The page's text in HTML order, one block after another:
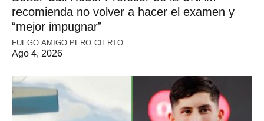
recomienda no volver a hacer el examen y
“mejor impugnar”
FUEGO AMIGO PERO CIERTO
Ago 4, 2026